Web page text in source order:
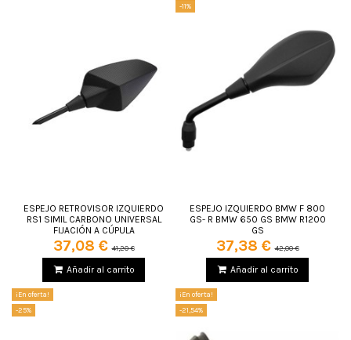
ESPEJO RETROVISOR IZQUIERDO
RS1 SIMIL CARBONO UNIVERSAL
FIJACIÓN A CÚPULA
37,08 €41,20 €
Añadir al carrito
-11%
ESPEJO IZQUIERDO BMW F 800
GS- R BMW 650 GS BMW R1200
GS
37,38 €42,00 €
Añadir al carrito
¡En oferta!
-25%
¡En oferta!
-21,54%